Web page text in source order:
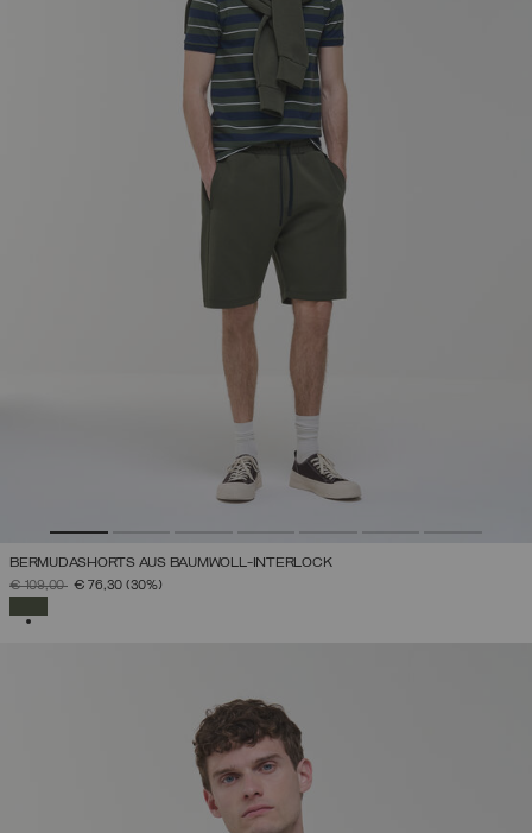
BERMUDASHORTS AUS BAUMWOLL-INTERLOCK
PREIS REDUZIERT VON
€ 109,00AUF
€ 76,30 (30%)